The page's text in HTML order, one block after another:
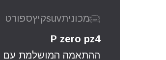
מכוניתsuvקיץספורט
P zero pz4
ההתאמה המושלמת עם